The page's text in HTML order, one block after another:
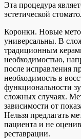
Эта процедура
эстетической
Коронки. Новые
универсальны. В
традиционным
необходимостью,
после исправления
необходимость в
функциональности
сложных случаях.
зависимости от
Нельзя предлагать
пациента и не
реставрации.